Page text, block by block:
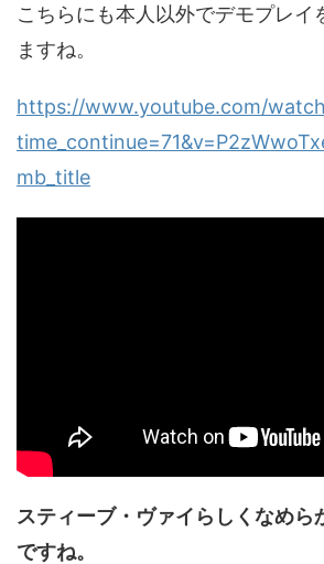
こちらにも本人以外でデモプレイ
ますね。
https://www.youtube.com/
mb_title
スティーブ・ヴァイらしくなめら
ですね。